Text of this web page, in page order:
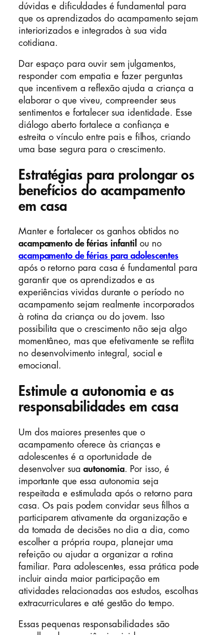
dúvidas e dificuldades é fundamental para
que os aprendizados do acampamento sejam
interiorizados e integrados à sua vida
cotidiana.
Dar espaço para ouvir sem julgamentos,
responder com empatia e fazer perguntas
que incentivem a reflexão ajuda a criança a
elaborar o que viveu, compreender seus
sentimentos e fortalecer sua identidade. Esse
diálogo aberto fortalece a confiança e
estreita o vínculo entre pais e filhos, criando
uma base segura para o crescimento.
Estratégias para prolongar os
benefícios do acampamento
em casa
Manter e fortalecer os ganhos obtidos no
acampamento de férias infantil
ou no
acampamento de férias para adolescentes
após o retorno para casa é fundamental para
garantir que os aprendizados e as
experiências vividas durante o período no
acampamento sejam realmente incorporados
à rotina da criança ou do jovem. Isso
possibilita que o crescimento não seja algo
momentâneo, mas que efetivamente se reflita
no desenvolvimento integral, social e
emocional.
Estimule a autonomia e as
responsabilidades em casa
Um dos maiores presentes que o
acampamento oferece às crianças e
adolescentes é a oportunidade de
desenvolver suaautonomia. Por isso, é
importante que essa autonomia seja
respeitada e estimulada após o retorno para
casa. Os pais podem convidar seus filhos a
participarem ativamente da organização e
da tomada de decisões no dia a dia, como
escolher a própria roupa, planejar uma
refeição ou ajudar a organizar a rotina
familiar. Para adolescentes, essa prática pode
incluir ainda maior participação em
atividades relacionadas aos estudos, escolhas
extracurriculares e até gestão do tempo.
Essas pequenas responsabilidades são